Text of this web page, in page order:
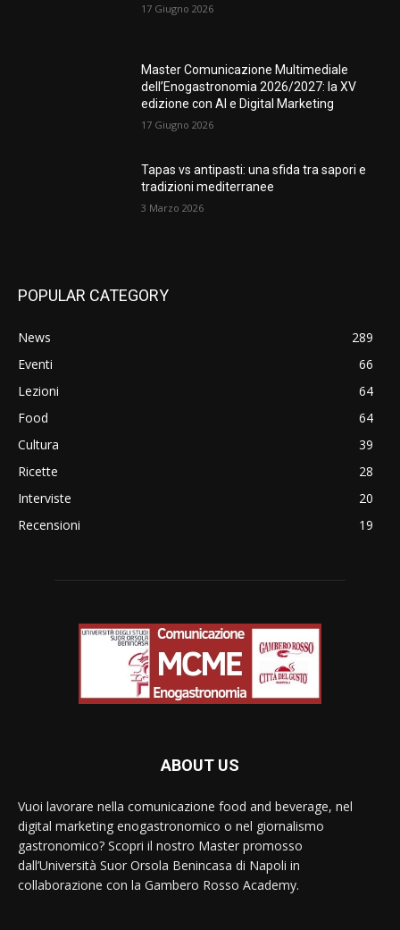
17 Giugno 2026
Master Comunicazione Multimediale
dell’Enogastronomia 2026/2027: la XV
edizione con AI e Digital Marketing
17 Giugno 2026
Tapas vs antipasti: una sfida tra sapori e
tradizioni mediterranee
3 Marzo 2026
POPULAR CATEGORY
News
289
Eventi
66
Lezioni
64
Food
64
Cultura
39
Ricette
28
Interviste
20
Recensioni
19
ABOUT US
Vuoi lavorare nella comunicazione food and beverage, nel
digital marketing enogastronomico o nel giornalismo
gastronomico? Scopri il nostro Master promosso
dall’Università Suor Orsola Benincasa di Napoli in
collaborazione con la Gambero Rosso Academy.